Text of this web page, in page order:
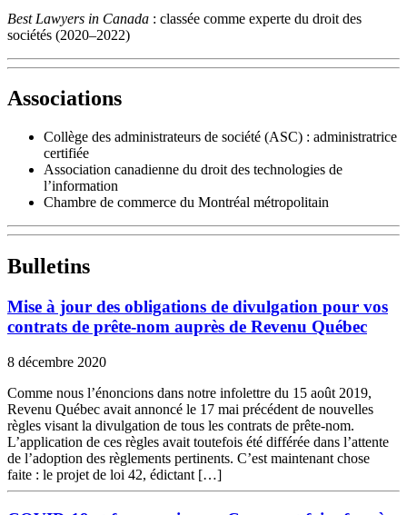
Best Lawyers in Canada : classée comme experte du droit des
sociétés (2020–2022)
Associations
Collège des administrateurs de société (ASC) : administratrice
certifiée
Association canadienne du droit des technologies de
l’information
Chambre de commerce du Montréal métropolitain
Bulletins
Mise à jour des obligations de divulgation pour vos
contrats de prête-nom auprès de Revenu Québec
8 décembre 2020
Comme nous l’énoncions dans notre infolettre du 15 août 2019,
Revenu Québec avait annoncé le 17 mai précédent de nouvelles
règles visant la divulgation de tous les contrats de prête-nom.
L’application de ces règles avait toutefois été différée dans l’attente
de l’adoption des règlements pertinents. C’est maintenant chose
faite : le projet de loi 42, édictant […]